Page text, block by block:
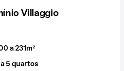
Villaggio
a 231m²
5 quartos